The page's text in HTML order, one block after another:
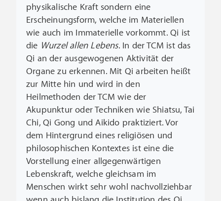
physikalische Kraft sondern eine
Erscheinungsform, welche im Materiellen
wie auch im Immaterielle vorkommt. Qi ist
die Wurzel allen Lebens. In der TCM ist das
Qi an der ausgewogenen Aktivität der
Organe zu erkennen. Mit Qi arbeiten heißt
zur Mitte hin und wird in den
Heilmethoden der TCM wie der
Akupunktur oder Techniken wie Shiatsu, Tai
Chi, Qi Gong und Aikido praktiziert. Vor
dem Hintergrund eines religiösen und
philosophischen Kontextes ist eine die
Vorstellung einer allgegenwärtigen
Lebenskraft, welche gleichsam im
Menschen wirkt sehr wohl nachvollziehbar